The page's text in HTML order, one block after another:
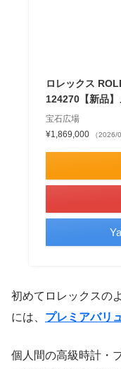
ロレックス
124270【新品
宝石広場
¥1,869,000
（2026/
初めてロレックスの
には、 プレミアバリ
個人間の高級時計・